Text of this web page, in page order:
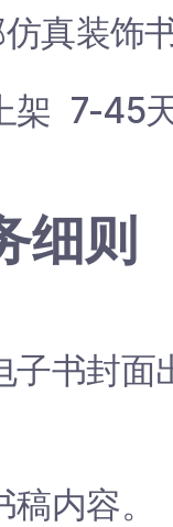
真装饰书
架 7-45天
细则
子书封面
内容。